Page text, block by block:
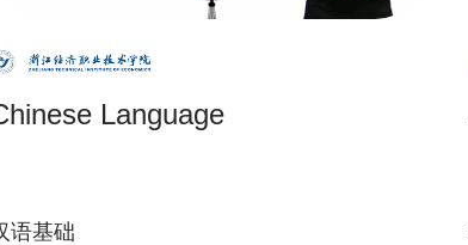
Language
语基础